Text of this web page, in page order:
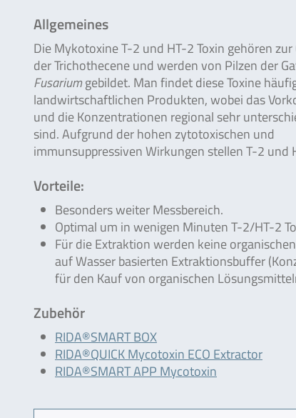
Allgemeines
Die Mykotoxine T-2 und HT-2 Toxin gehören zur
der Trichothecene und werden von Pilzen der
Fusariumgebildet. Man findet diese Toxine
landwirtschaftlichen Produkten, wobei das
und die Konzentrationen regional sehr
sind. Aufgrund der hohen zytotoxischen und
immunsuppressiven Wirkungen stellen T-2 und
Vorteile:
Besonders weiter Messbereich.
Optimal um in wenigen Minuten T-2/HT-2
Für die Extraktion werden keine
auf Wasser basierten Extraktionsbuffer
für den Kauf von organischen
Zubehör
RIDA®SMART BOX
RIDA®QUICK Mycotoxin ECO Extractor
RIDA®SMART APP Mycotoxin